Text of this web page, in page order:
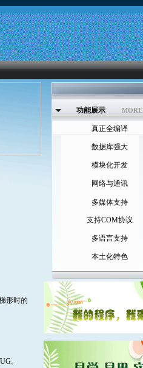
功能展示 MORE
真正全编译
数据库强大
模块化开发
网络与通讯
多媒体支持
支持COM协议
多语言支持
本土化特色
形时的
。